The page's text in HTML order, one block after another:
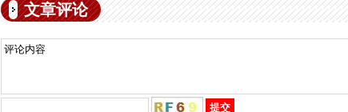
文章评论